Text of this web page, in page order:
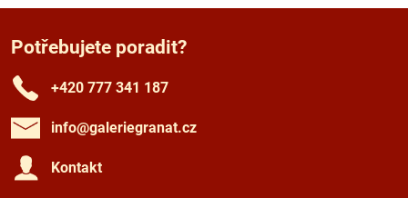
Potřebujete poradit?
+420 777 341 187
info​@galeriegranat​.cz
Kontakt